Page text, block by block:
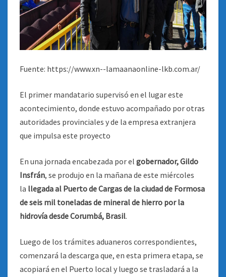
Fuente: https://www.xn--lamaanaonline-lkb.com.ar/
El primer mandatario supervisó en el lugar este
acontecimiento, donde estuvo acompañado por otras
autoridades provinciales y de la empresa extranjera
que impulsa este proyecto
En una jornada encabezada por el gobernador, Gildo
Insfrán, se produjo en la mañana de este miércoles
la llegada al Puerto de Cargas de la ciudad de Formosa
de seis mil toneladas de mineral de hierro por la
hidrovía desde Corumbá, Brasil.
Luego de los trámites aduaneros correspondientes,
comenzará la descarga que, en esta primera etapa, se
acopiará en el Puerto local y luego se trasladará a la